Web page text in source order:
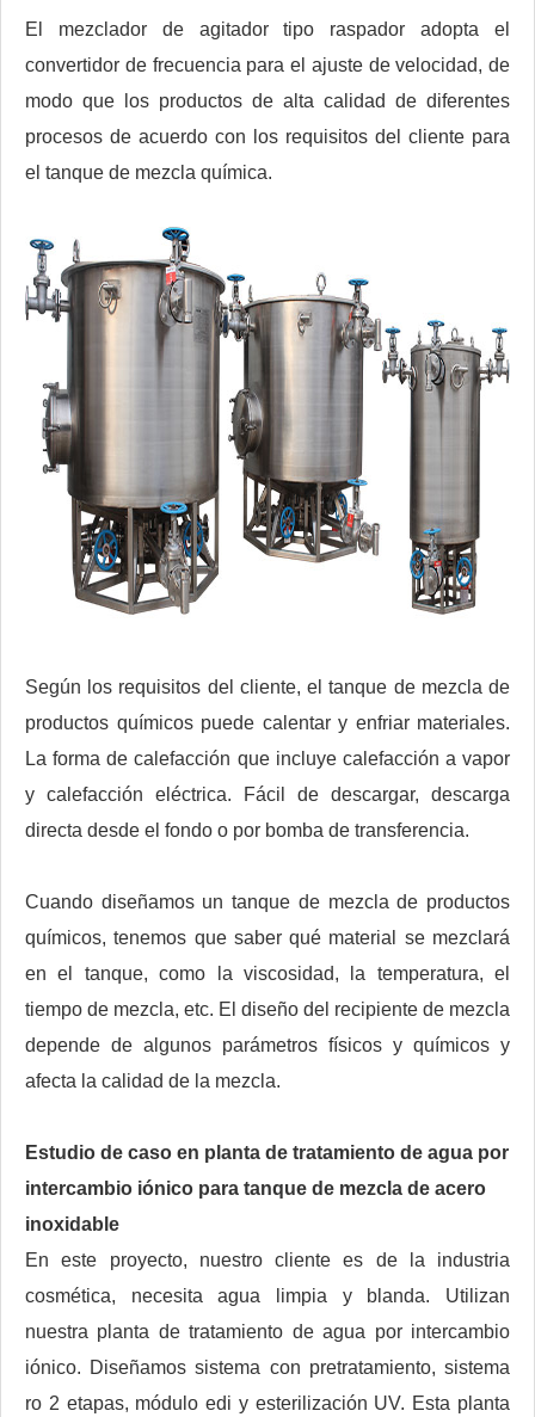
El mezclador de agitador tipo raspador adopta el
convertidor de frecuencia para el ajuste de velocidad, de
modo que los productos de alta calidad de diferentes
procesos de acuerdo con los requisitos del cliente para
el tanque de mezcla química.
Según los requisitos del cliente, el tanque de mezcla de
productos químicos puede calentar y enfriar materiales.
La forma de calefacción que incluye calefacción a vapor
y calefacción eléctrica. Fácil de descargar, descarga
directa desde el fondo o por bomba de transferencia.
Cuando diseñamos un tanque de mezcla de productos
químicos, tenemos que saber qué material se mezclará
en el tanque, como la viscosidad, la temperatura, el
tiempo de mezcla, etc. El diseño del recipiente de mezcla
depende de algunos parámetros físicos y químicos y
afecta la calidad de la mezcla.
Estudio de caso en planta de tratamiento de agua por
intercambio iónico para tanque de mezcla de acero
inoxidable
En este proyecto, nuestro cliente es de la industria
cosmética, necesita agua limpia y blanda. Utilizan
nuestra planta de tratamiento de agua por intercambio
iónico. Diseñamos sistema con pretratamiento, sistema
ro 2 etapas, módulo edi y esterilización UV. Esta planta